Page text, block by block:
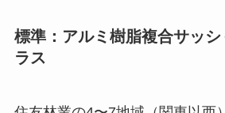
標準：アルミ樹脂複合サッ
ラス